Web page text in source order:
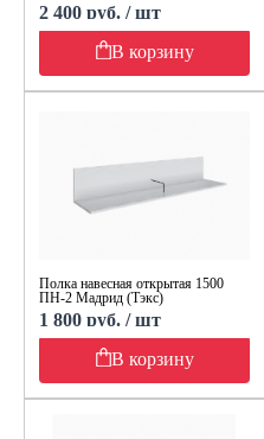
2 400 руб. / шт
В корзину
Полка навесная открытая 1500
ПН-2 Мадрид (Тэкс)
1 800 руб. / шт
В корзину